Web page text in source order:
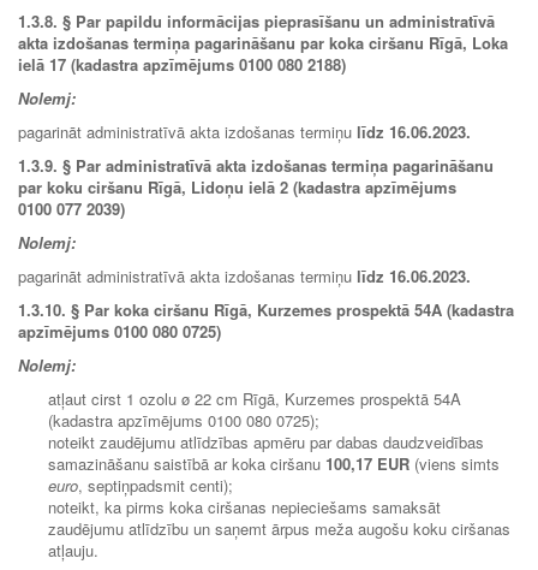
1.3.8. § Par papildu informācijas pieprasīšanu un administratīvā
akta izdošanas termiņa pagarināšanu par koka ciršanu Rīgā, Loka
ielā 17 (kadastra apzīmējums 0100 080 2188)
Nolemj:
pagarināt administratīvā akta izdošanas termiņu līdz 16.06.2023.
1.3.9. § Par administratīvā akta izdošanas termiņa pagarināšanu
par koku ciršanu Rīgā, Lidoņu ielā 2 (kadastra apzīmējums
0100 077 2039)
Nolemj:
pagarināt administratīvā akta izdošanas termiņu līdz 16.06.2023.
1.3.10. § Par koka ciršanu Rīgā, Kurzemes prospektā 54A (kadastra
apzīmējums 0100 080 0725)
Nolemj:
atļaut cirst 1 ozolu ø 22 cm Rīgā, Kurzemes prospektā 54A
(kadastra apzīmējums 0100 080 0725);
noteikt zaudējumu atlīdzības apmēru par dabas daudzveidības
samazināšanu saistībā ar koka ciršanu 100,17 EUR (viens simts
euro, septiņpadsmit centi);
noteikt, ka pirms koka ciršanas nepieciešams samaksāt
zaudējumu atlīdzību un saņemt ārpus meža augošu koku ciršanas
atļauju.